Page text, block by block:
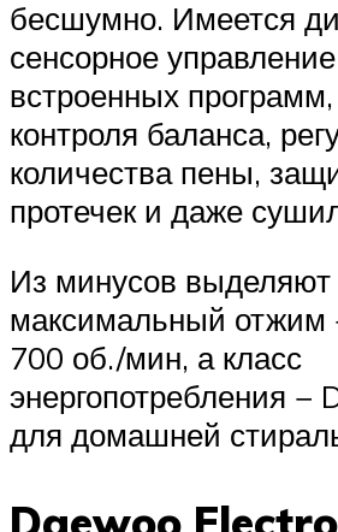
бесшумно. Имеется
сенсорное
встроенных
контроля баланса,
количества пены,
протечек и даже
Из минусов выделяют
максимальный отжим
700 об./мин, а класс
энергопотребления −
для домашней